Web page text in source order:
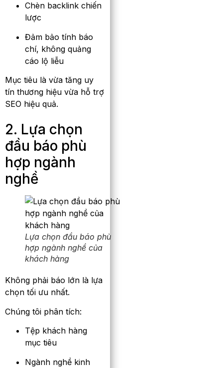
Chèn backlink chiến
lược
Đảm bảo tính báo
chí, không quảng
cáo lộ liễu
Mục tiêu là vừa tăng uy
tín thương hiệu vừa hỗ trợ
SEO hiệu quả.
2. Lựa chọn
đầu báo phù
hợp ngành
nghề
Lựa chọn đầu báo phù
hợp ngành nghề của
khách hàng
Không phải báo lớn là lựa
chọn tối ưu nhất.
Chúng tôi phân tích:
Tệp khách hàng
mục tiêu
Ngành nghề kinh